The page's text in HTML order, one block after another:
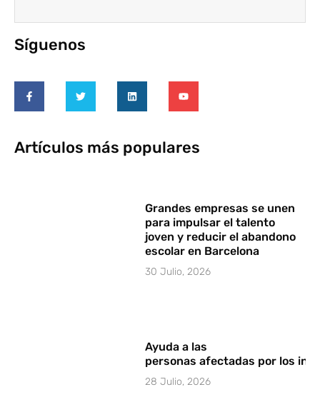
Síguenos
Artículos más populares
Grandes empresas se unen
para impulsar el talento
joven y reducir el abandono
escolar en Barcelona
30 Julio, 2026
Ayuda a las
personas afectadas por los
28 Julio, 2026